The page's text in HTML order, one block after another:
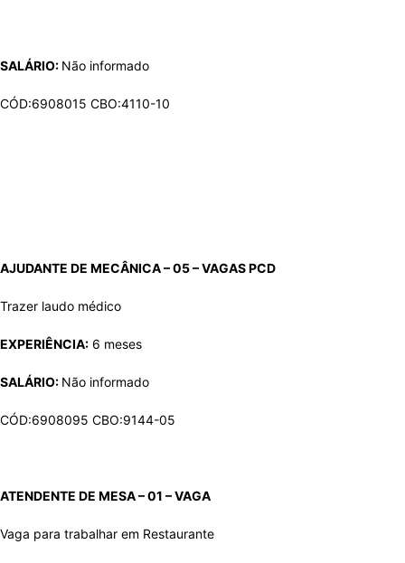
SALÁRIO: Não informado
CÓD:6908015 CBO:4110-10
AJUDANTE DE MECÂNICA – 05 – VAGASPCD
Trazer laudo médico
EXPERIÊNCIA: 6 meses
SALÁRIO: Não informado
CÓD:6908095 CBO:9144-05
ATENDENTE DE MESA – 01 – VAGA
Vaga para trabalhar em Restaurante